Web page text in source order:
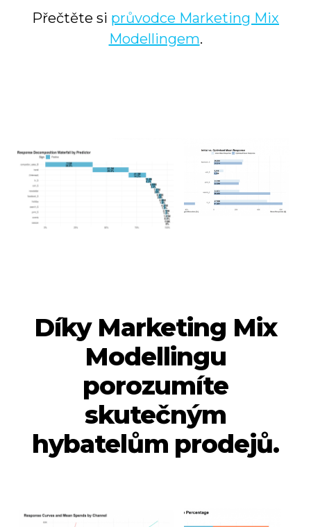
Přečtěte si průvodce Marketing Mix
Modellingem.
Díky Marketing Mix
Modellingu
porozumíte
skutečným
hybatelům prodejů.